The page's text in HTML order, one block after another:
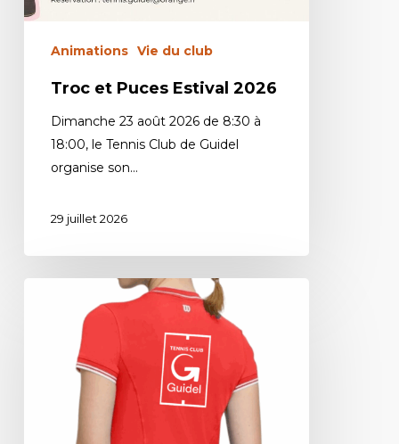
Animations Vie du club
Troc et Puces Estival 2026
Dimanche 23 août 2026 de 8:30 à
18:00, le Tennis Club de Guidel
organise son…
29 juillet 2026